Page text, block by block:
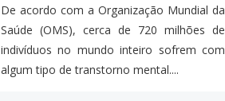
De acordo com a Organização Mundial da
Saúde (OMS), cerca de 720 milhões de
indivíduos no mundo inteiro sofrem com
algum tipo de transtorno mental....